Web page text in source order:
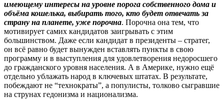
имеющему интересы на уровне порога собственного дома и
объёма кошелька, выбирать того, кто будет отвечать за
страну на планете, уже порочна. Порочна она тем, что
мотивирует самих кандидатов заигрывать с этим
большинством. Даже если кандидат в президенты – стратег,
он всё равно будет вынужден вставлять пункты в свою
программу и в выступления для удовлетворения недоросшего
до гражданского уровня населения. А в Америке, нужно ещё
отдельно ублажать народ в ключевых штатах. В результате,
побеждают не “технократы”, а популисты, толково сыгравшие
на струнах гедонизма и национализма.